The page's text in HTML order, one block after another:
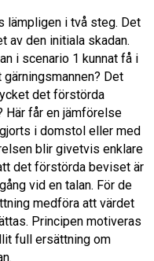
lämpligen i två steg. Det
av den initiala skadan.
i scenario 1 kunnat få i
Det
det förstörda
Här får en jämförelse
i domstol eller med
blir givetvis enklare
det förstörda beviset är
vid en talan. För de
medföra att värdet
Principen motiveras
full ersättning om